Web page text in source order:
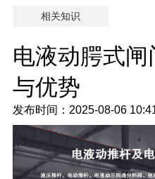
相关知识
电液动腭式
与优势
发布时间：2025-08-06